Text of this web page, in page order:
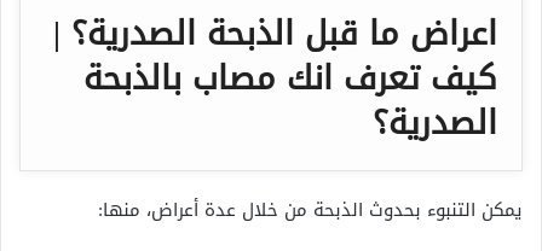
اعراض ما قبل الذبحة الصدرية؟ |
كيف تعرف انك مصاب بالذبحة
الصدرية؟
يمكن التنبوء بحدوث الذبحة من خلال عدة أعراض، منها: